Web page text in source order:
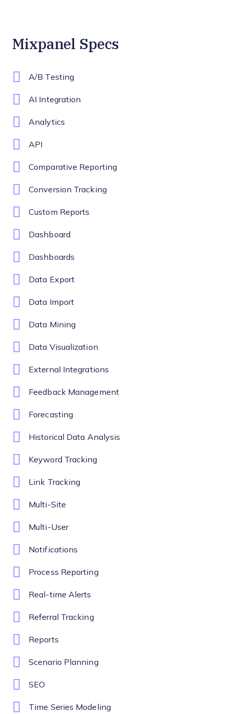
Mixpanel Specs
A/B Testing
AI Integration
Analytics
API
Comparative Reporting
Conversion Tracking
Custom Reports
Dashboard
Dashboards
Data Export
Data Import
Data Mining
Data Visualization
External Integrations
Feedback Management
Forecasting
Historical Data Analysis
Keyword Tracking
Link Tracking
Multi-Site
Multi-User
Notifications
Process Reporting
Real-time Alerts
Referral Tracking
Reports
Scenario Planning
SEO
Time Series Modeling